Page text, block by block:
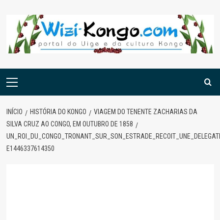
content
Menu
INÍCIO HISTÓRIA DO KONGO
VIAGEM DO TENENTE ZACHARIAS DA
SILVA CRUZ AO CONGO, EM OUTUBRO DE 1858
E1446337614350